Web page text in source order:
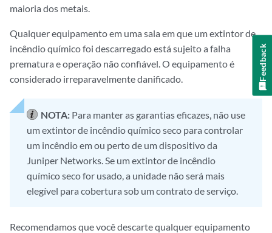
maioria dos metais.
Qualquer equipamento em uma sala em que um extintor de
incêndio químico foi descarregado está sujeito a falha
prematura e operação não confiável. O equipamento é
considerado irreparavelmente danificado.
NOTA: Para manter as garantias eficazes, não use
um extintor de incêndio químico seco para controlar
um incêndio em ou perto de um dispositivo da
Juniper Networks. Se um extintor de incêndio
químico seco for usado, a unidade não será mais
elegível para cobertura sob um contrato de serviço.
Recomendamos que você descarte qualquer equipamento
Feedback